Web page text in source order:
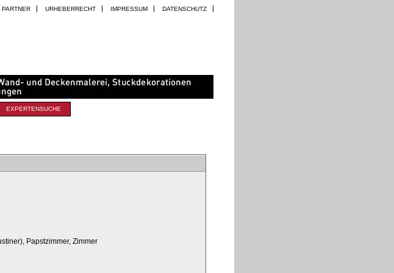
PARTNER URHEBERRECHT IMPRESSUM DATENSCHUTZ
EXPERTENSUCHE
Papstzimmer, Zimmer